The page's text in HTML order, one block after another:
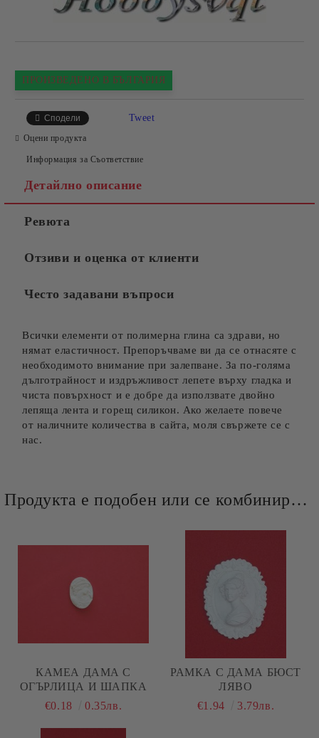
ПРОИЗВЕДЕНО В БЪЛГАРИЯ
Сподели Tweet
Оцени продукта
Информация за Съответствие
Детайлно описание
Ревюта
Отзиви и оценка от клиенти
Често задавани въпроси
Всички елементи от полимерна глина са здрави, но
нямат еластичност. Препоръчваме ви да се отнасяте с
необходимото внимание при залепване. За по-голяма
дълготрайност и издръжливост лепете върху гладка и
чиста повърхност и е добре да използвате двойно
лепяща лента и горещ силикон. Ако желаете повече
от наличните количества в сайта, моля свържете се с
нас.
Продукта е подобен или се комбинира добре и със следните продукти :
КАМЕА ДАМА С
ОГЪРЛИЦА И ШАПКА
€0.18
0.35лв.
РАМКА С ДАМА БЮСТ
ЛЯВО
€1.94
3.79лв.